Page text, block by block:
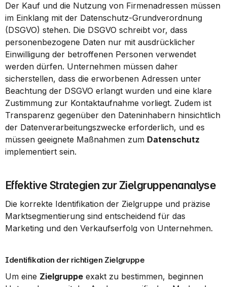
Der Kauf und die Nutzung von Firmenadressen müssen
im Einklang mit der Datenschutz-Grundverordnung
(DSGVO) stehen. Die DSGVO schreibt vor, dass
personenbezogene Daten nur mit ausdrücklicher
Einwilligung der betroffenen Personen verwendet
werden dürfen. Unternehmen müssen daher
sicherstellen, dass die erworbenen Adressen unter
Beachtung der DSGVO erlangt wurden und eine klare
Zustimmung zur Kontaktaufnahme vorliegt. Zudem ist
Transparenz gegenüber den Dateninhabern hinsichtlich
der Datenverarbeitungszwecke erforderlich, und es
müssen geeignete Maßnahmen zum Datenschutz
implementiert sein.
Effektive Strategien zur Zielgruppenanalyse
Die korrekte Identifikation der Zielgruppe und präzise
Marktsegmentierung sind entscheidend für das
Marketing und den Verkaufserfolg von Unternehmen.
Identifikation der richtigen Zielgruppe
Um eine Zielgruppe exakt zu bestimmen, beginnen